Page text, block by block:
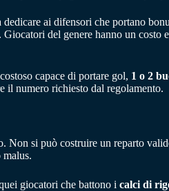
ai difensori che portano
del genere hanno un costo
costoso capace di portare gol, 1 o 2
il numero richiesto dal regolamento.
Non si può costruire un reparto
malus.
giocatori che battono i calci di